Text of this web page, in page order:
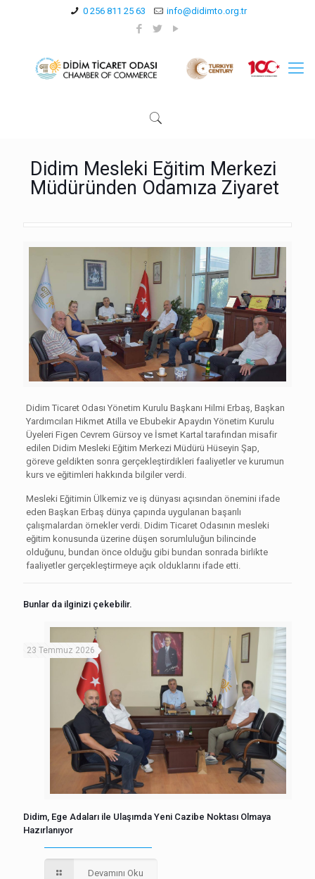
0 256 811 25 63 info@didimto.org.tr
Didim Mesleki Eğitim Merkezi
Müdüründen Odamıza Ziyaret
Didim Ticaret Odası Yönetim Kurulu Başkanı Hilmi Erbaş, Başkan
Yardımcıları Hikmet Atilla ve Ebubekir Apaydın Yönetim Kurulu
Üyeleri Figen Cevrem Gürsoy ve İsmet Kartal tarafından misafir
edilen Didim Mesleki Eğitim Merkezi Müdürü Hüseyin Şap,
göreve geldikten sonra gerçekleştirdikleri faaliyetler ve kurumun
kurs ve eğitimleri hakkında bilgiler verdi.
Mesleki Eğitimin Ülkemiz ve iş dünyası açısından önemini ifade
eden Başkan Erbaş dünya çapında uygulanan başarılı
çalışmalardan örnekler verdi. Didim Ticaret Odasının mesleki
eğitim konusunda üzerine düşen sorumluluğun bilincinde
olduğunu, bundan önce olduğu gibi bundan sonrada birlikte
faaliyetler gerçekleştirmeye açık olduklarını ifade etti.
Bunlar da ilginizi çekebilir.
23 Temmuz 2026
Didim, Ege Adaları ile Ulaşımda Yeni Cazibe Noktası Olmaya
Hazırlanıyor
Devamını Oku